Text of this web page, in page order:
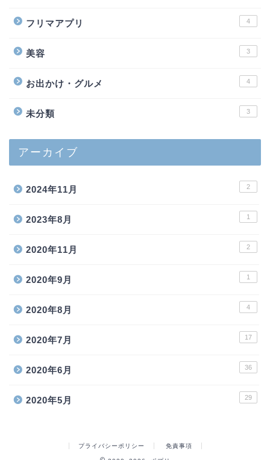
フリマアプリ 4
美容 3
お出かけ・グルメ 4
未分類 3
アーカイブ
2024年11月 2
2023年8月 1
2020年11月 2
2020年9月 1
2020年8月 4
2020年7月 17
2020年6月 36
2020年5月 29
プライバシーポリシー 免責事項